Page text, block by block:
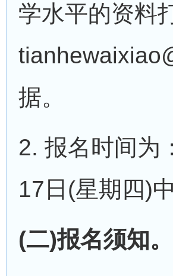
学水平的资料
据。
2. 报名时间为
17日(星期四)
(二)报名须知。